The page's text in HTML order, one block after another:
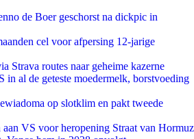
de Boer geschorst na dickpic in
cel voor afpersing 12-jarige
Strava routes naar geheime kazerne
al de geteste moedermelk, borstvoeding
op slotklim en pakt tweede
aan VS voor heropening Straat van Hormuz